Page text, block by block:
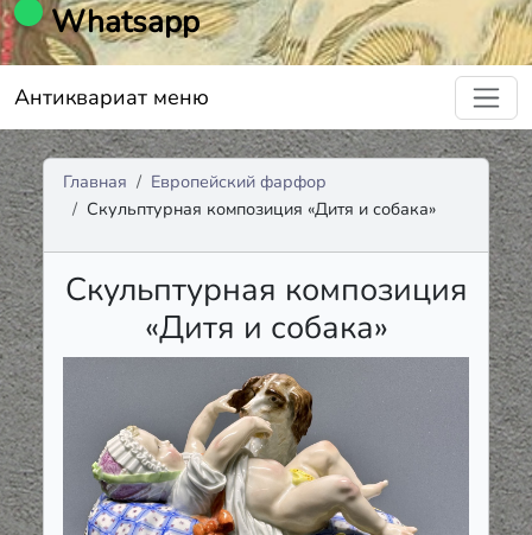
Whatsapp
Антиквариат меню
Главная
Европейский фарфор
Скульптурная композиция «Дитя и собака»
Скульптурная композиция
«Дитя и собака»